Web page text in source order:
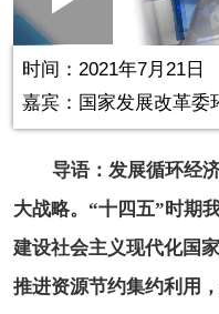
Play
Video
时间：2021年7月21日
嘉宾：国家发展改革委
导语：发展循环经
大战略。“十四五”时期
建设社会主义现代化国
推进资源节约集约利用